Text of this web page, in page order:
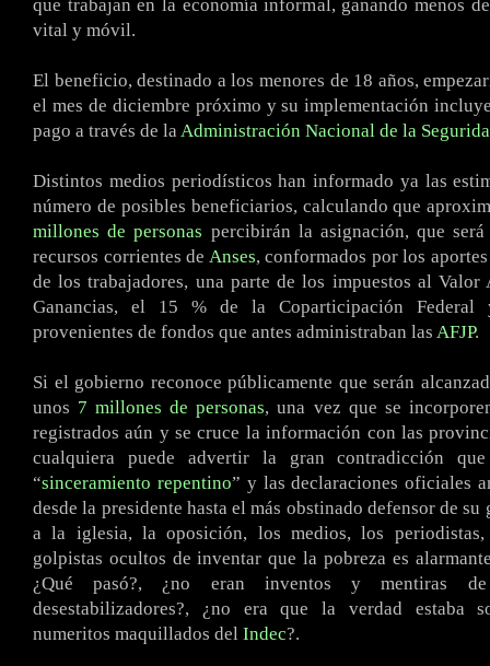
que trabajan en la economía informal, ganando menos
vital y móvil.
El beneficio, destinado a los menores de 18 años,
el mes de diciembre próximo y su implementación
pago a través de laAdministración Nacional de la
Distintos medios periodísticos han informado ya las
número de posibles beneficiarios, calculando que
millones de personas percibirán la asignación, que
recursos corrientes de Anses, conformados por los
de los trabajadores, una parte de los impuestos al Valor
Ganancias, el 15 % de la Coparticipación Federal
provenientes de fondos que antes administraban las AFJP.
Si el gobierno reconoce públicamente que serán
unos 7 millones de personas, una vez que se
registrados aún y se cruce la información con las
cualquiera puede advertir la gran contradicción
“sinceramiento repentino” y las declaraciones oficiales
desde la presidente hasta el más obstinado defensor de su
a la iglesia, la oposición, los medios, los
golpistas ocultos de inventar que la pobreza es
¿Qué pasó?, ¿no eran inventos y mentiras
desestabilizadores?, ¿no era que la verdad estaba
numeritos maquillados del Indec?.